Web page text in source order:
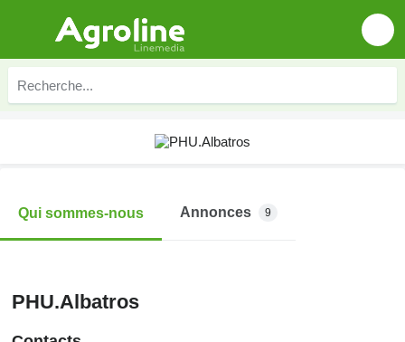
Qui sommes-nous Annonces 9
PHU.Albatros